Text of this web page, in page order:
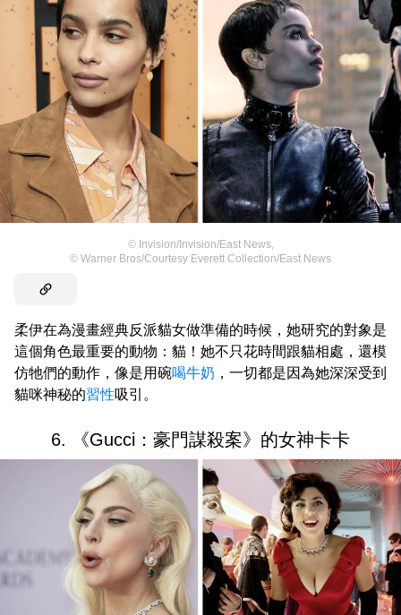
© Invision/Invision/East News,
© Warner Bros/Courtesy Everett Collection/East News
柔伊在為漫畫經典反派貓女做準備的時候，她研究的對象是
這個角色最重要的動物：貓！她不只花時間跟貓相處，還模
仿牠們的動作，像是用碗喝牛奶 ，一切都是因為她深深受到
貓咪神秘的習性吸引。
6. 《Gucci：豪門謀殺案》的女神卡卡